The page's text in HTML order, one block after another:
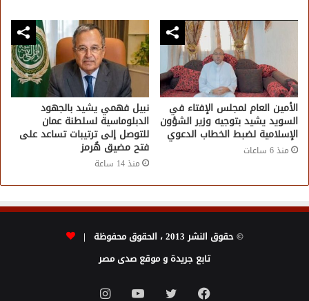
الأمين العام لمجلس الإفتاء في
السويد يشيد بتوجيه وزير الشؤون
الإسلامية لضبط الخطاب الدعوي
منذ 6 ساعات
نبيل فهمي يشيد بالجهود
الدبلوماسية لسلطنة عمان
للتوصل إلى ترتيبات تساعد على
فتح مضيق هُرمز
منذ 14 ساعة
© حقوق النشر 2013 ، الحقوق محفوظة |
تابع جريدة و موقع صدى مصر
فيسبوك تويتر يوتيوبانستقرام